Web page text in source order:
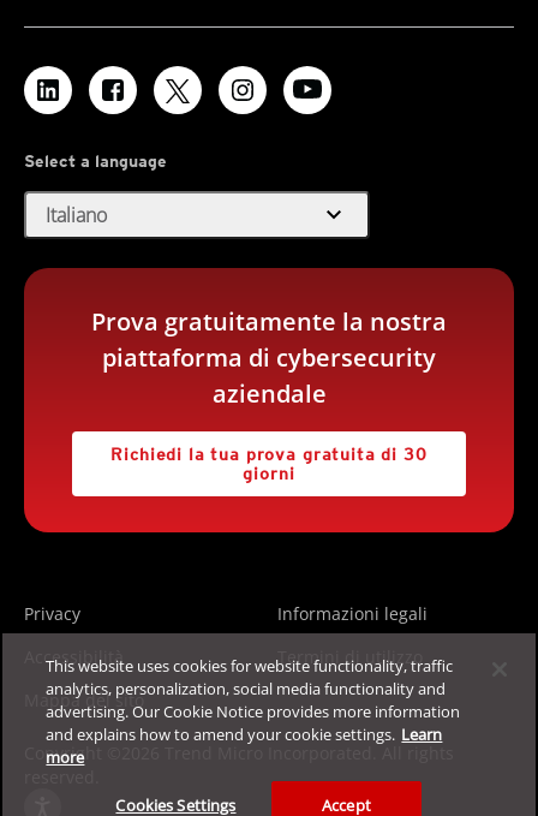
Select a language
Italiano expand_more
Prova gratuitamente la nostra
piattaforma di cybersecurity
aziendale
Richiedi la tua prova gratuita di 30
giorni
Privacy
Informazioni legali
Accessibilità
Termini di utilizzo
Mappa del sito
Copyright ©2026 Trend Micro Incorporated. All rights
This website uses cookies for website functionality, traffic
analytics, personalization, social media functionality and
advertising. Our Cookie Notice provides more information
and explains how to amend your cookie settings. Learn
more
Cookies Settings Accept